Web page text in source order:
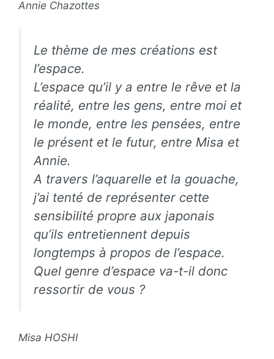
Annie Chazottes
Le thème de mes créations est
l’espace.
L’espace qu’il y a entre le rêve et la
réalité, entre les gens, entre moi et
le monde, entre les pensées, entre
le présent et le futur, entre Misa et
Annie.
A travers l’aquarelle et la gouache,
j’ai tenté de représenter cette
sensibilité propre aux japonais
qu’ils entretiennent depuis
longtemps à propos de l’espace.
Quel genre d’espace va-t-il donc
ressortir de vous ?
Misa HOSHI